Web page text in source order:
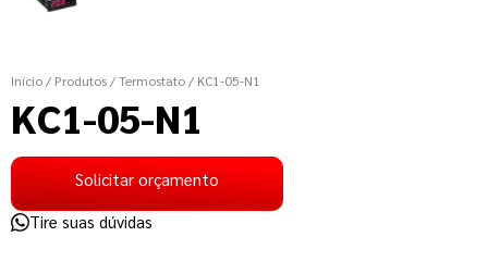
Início / Produtos / Termostato / KC1-05-N1
KC1-05-N1
Solicitar orçamento
Tire suas dúvidas